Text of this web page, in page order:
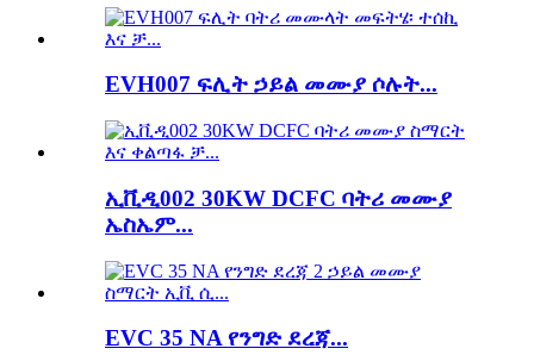
EVH007 ፍሊት ኃይል መሙያ ሶሉት...
ኢቪዲ002 30KW DCFC ባትሪ መሙያ
ኤስኤም...
EVC 35 NA የንግድ ደረጃ...